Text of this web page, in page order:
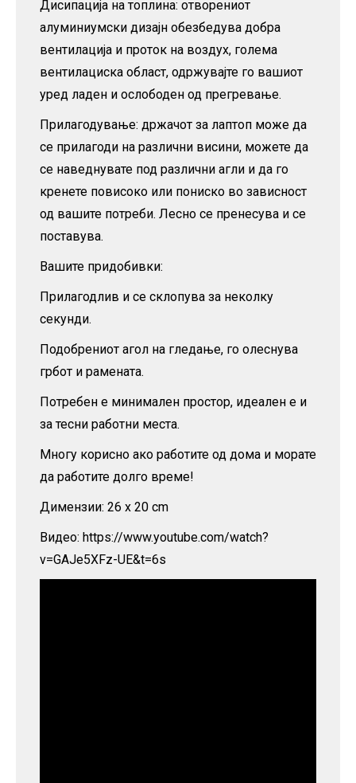
Дисипација на топлина: отворениот
алуминиумски дизајн обезбедува добра
вентилација и проток на воздух, голема
вентилациска област, одржувајте го вашиот
уред ладен и ослободен од прегревање.
Прилагодување: држачот за лаптоп може да
се прилагоди на различни висини, можете да
се наведнувате под различни агли и да го
кренете повисоко или пониско во зависност
од вашите потреби. Лесно се пренесува и се
поставува.
Вашите придобивки:
Прилагодлив и се склопува за неколку
секунди.
Подобрениот агол на гледање, го олеснува
грбот и рамената.
Потребен е минимален простор, идеален е и
за тесни работни места.
Многу корисно ако работите од дома и морате
да работите долго време!
Димензии: 26 x 20 cm
Видео: https://www.youtube.com/watch?
v=GAJe5XFz-UE&t=6s